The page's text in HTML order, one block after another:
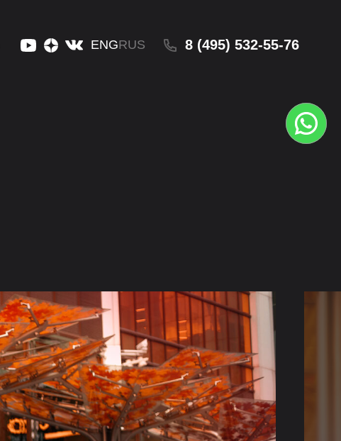
8 (495) 532-55-76
RUS
ENG